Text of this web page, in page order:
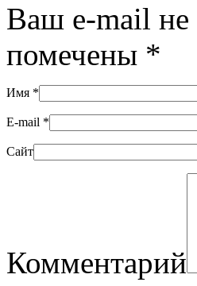
Ваш e-mail не
помечены *
Имя *
E-mail *
Сайт
Комментарий